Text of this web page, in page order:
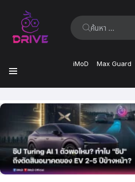
ค้นหา:
iMoD Max Guard
ล่าสุด